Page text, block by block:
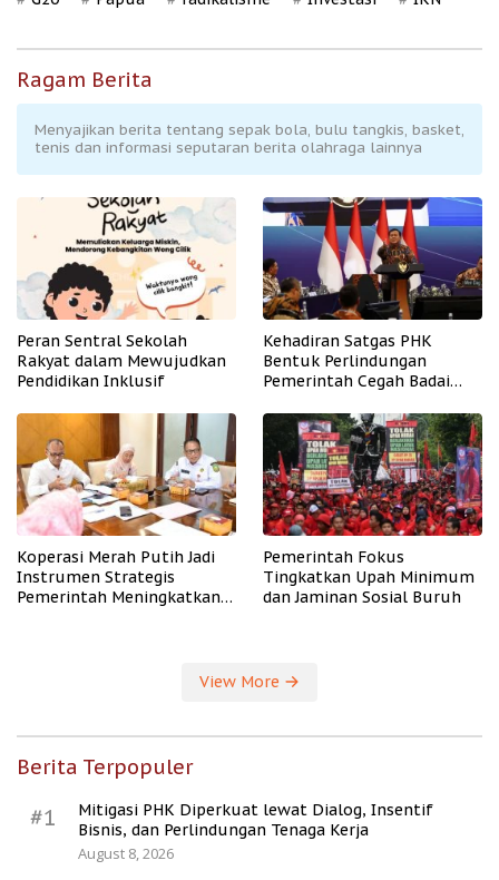
Ragam Berita
Menyajikan berita tentang sepak bola, bulu tangkis, basket,
tenis dan informasi seputaran berita olahraga lainnya
Peran Sentral Sekolah
Rakyat dalam Mewujudkan
Pendidikan Inklusif
Kehadiran Satgas PHK
Bentuk Perlindungan
Pemerintah Cegah Badai
Koperasi Merah Putih Jadi
Instrumen Strategis
Pemerintah Meningkatkan
Pemerintah Fokus
Tingkatkan Upah Minimum
dan Jaminan Sosial Buruh
View More
Berita Terpopuler
#1
Mitigasi PHK Diperkuat lewat Dialog, Insentif
Bisnis, dan Perlindungan Tenaga Kerja
August 8, 2026